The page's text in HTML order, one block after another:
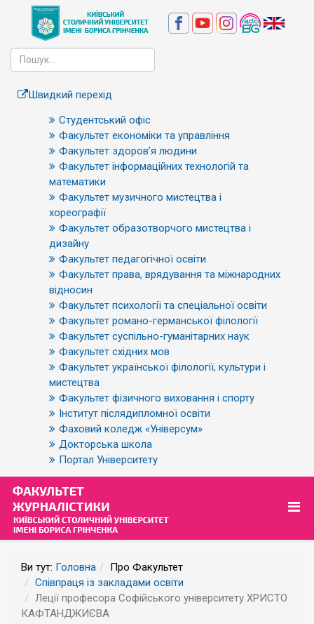
Швидкий перехід
Студентський офіс
Факультет економіки та управління
Факультет здоров’я людини
Факультет інформаційних технологій та
математики
Факультет музичного мистецтва і
хореографії
Факультет образотворчого мистецтва і
дизайну
Факультет педагогічної освіти
Факультет права, врядування та міжнародних
відносин
Факультет психології та спеціальної освіти
Факультет романо-германської філології
Факультет суспільно-гуманітарних наук
Факультет східних мов
Факультет української філології, культури і
мистецтва
Факультет фізичного виховання і спорту
Інститут післядипломної освіти
Фаховий коледж «Універсум»
Докторська школа
Портал Університету
Ви тут: Головна
Про Факультет
Співпраця із закладами освіти
Леції професора Софійського університету ХРИСТО
КАФТАНДЖИЄВА